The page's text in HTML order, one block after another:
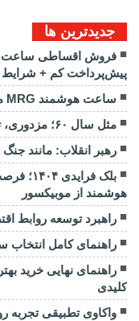
جديدترين ها
فروش اقساطی ساعت
پیش‌پرداخت کم + شرایط
ساعت هوشمند MRG مدل M-ultra3
مثل سال ۶۰؛ مزدوری، توهم، ترور
رهبر انقلاب: مانند جنگ ۱۲ روزه در برابر دشمن همه با هم باشید
بلک
هوشمند از موبیکسور
راهبرد توسعه روابط
راهنمای کامل انتخاب
کلیدی
واکاوی تطبیقی تجربه